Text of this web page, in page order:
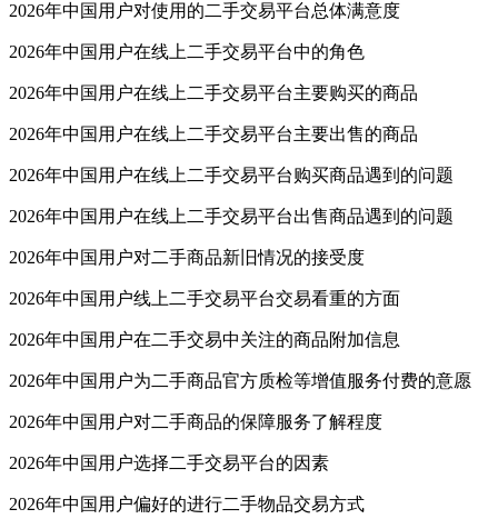
2026年中国用户对使用的二手交易平台总体满意度
2026年中国用户在线上二手交易平台中的角色
2026年中国用户在线上二手交易平台主要购买的商品
2026年中国用户在线上二手交易平台主要出售的商品
2026年中国用户在线上二手交易平台购买商品遇到的问题
2026年中国用户在线上二手交易平台出售商品遇到的问题
2026年中国用户对二手商品新旧情况的接受度
2026年中国用户线上二手交易平台交易看重的方面
2026年中国用户在二手交易中关注的商品附加信息
2026年中国用户为二手商品官方质检等增值服务付费的意愿
2026年中国用户对二手商品的保障服务了解程度
2026年中国用户选择二手交易平台的因素
2026年中国用户偏好的进行二手物品交易方式